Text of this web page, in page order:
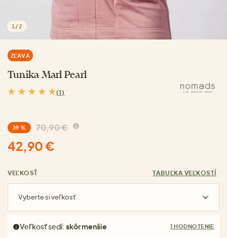
1 /2
ZĽAVA
Tunika Marl Pearl
(1)
39 % 70,90 €
42,90 €
VEĽKOSŤ TABUĽKA VEĽKOSTÍ
Vyberte si veľkosť
Veľkosť sedí:skôr menšie 1 HODNOTENIE